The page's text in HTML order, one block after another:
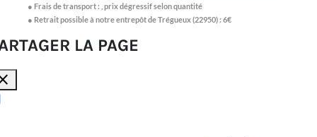
●Frais de transport : ,prix dégressif selon quantité
● Retrait possible à notre entrepôt de Trégueux (22950) : 6€
LA PAGE